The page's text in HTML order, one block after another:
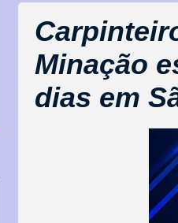
Minação
dias em